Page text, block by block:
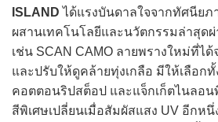
ISLAND ได้แรงบันดาลใจจากทัศนียภ
ผสานเทคโนโลยีและนวัตกรรมล่าสุด
เช่น SCAN CAMO ลายพรางใหม่ที่ไ
และปรับให้ดูคล้ายทุ่งเกลือ มีให้เลือกทั้
คอตตอนริปสต็อป และแจ็กเก็ตไนลอ
สีพิเศษเปลี่ยนเมื่อสัมผัสแสง UV อีกหนึ่